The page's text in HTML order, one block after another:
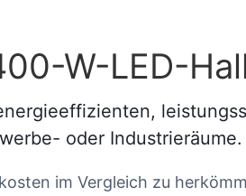
W-LED-
oder Industrieräume.
im Vergleich zu